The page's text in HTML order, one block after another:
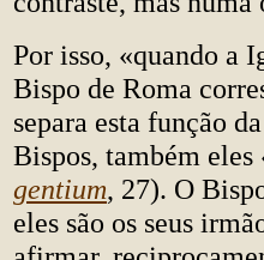
Por isso, «quando a
Bispo de Roma
separa esta função
Bispos, também
gentium, 27). O
eles são os seus